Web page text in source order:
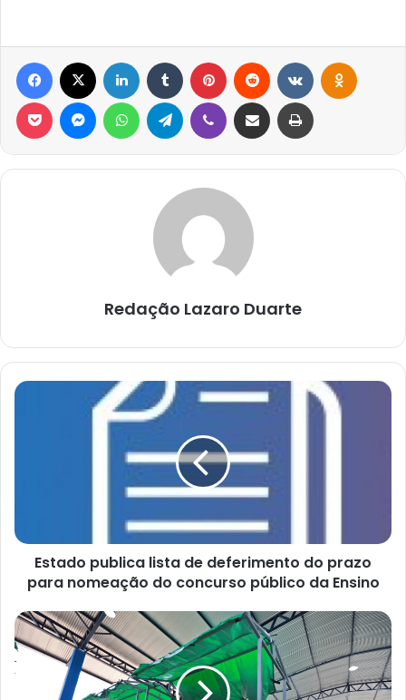
Facebook Linkedin Tumblr Pinterest Reddit
Pocket MessengerWhatsAppTelegram Viber Compartilhar via e-mail Imprimir
Redação Lazaro Duarte
Estado
nomeação
concurso
da
Ensino
Estado publica lista de deferimento do prazo
para nomeação do concurso público da Ensino
“Éramos
esquecidos
e
a